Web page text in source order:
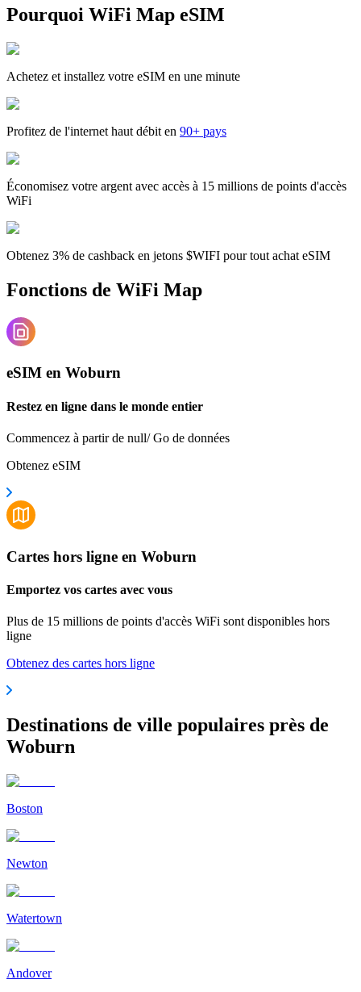
Pourquoi WiFi Map eSIM
Achetez et installez votre eSIM en une minute
Profitez de l'internet haut débit en 90+ pays
Économisez votre argent avec accès à 15 millions de points d'accès
WiFi
Obtenez 3% de cashback en jetons $WIFI pour tout achat eSIM
Fonctions de WiFi Map
eSIM en Woburn
Restez en ligne dans le monde entier
Commencez à partir de null/ Go de données
Obtenez eSIM
Cartes hors ligne en Woburn
Emportez vos cartes avec vous
Plus de 15 millions de points d'accès WiFi sont disponibles hors
ligne
Obtenez des cartes hors ligne
Destinations de ville populaires près de
Woburn
Boston
Newton
Watertown
Andover